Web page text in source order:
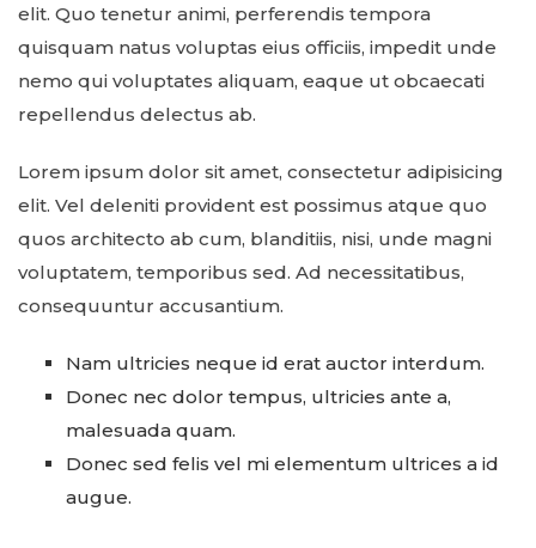
elit. Quo tenetur animi, perferendis tempora
quisquam natus voluptas eius officiis, impedit unde
nemo qui voluptates aliquam, eaque ut obcaecati
repellendus delectus ab.
Lorem ipsum dolor sit amet, consectetur adipisicing
elit. Vel deleniti provident est possimus atque quo
quos architecto ab cum, blanditiis, nisi, unde magni
voluptatem, temporibus sed. Ad necessitatibus,
consequuntur accusantium.
Nam ultricies neque id erat auctor interdum.
Donec nec dolor tempus, ultricies ante a,
malesuada quam.
Donec sed felis vel mi elementum ultrices a id
augue.